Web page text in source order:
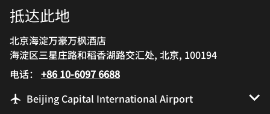
抵达此地
北京海淀万豪万枫酒店
海淀区三星庄路和稻香湖路交汇处, 北京, 100194
电话： +86 10-6097 6688
Beijing Capital International Airport